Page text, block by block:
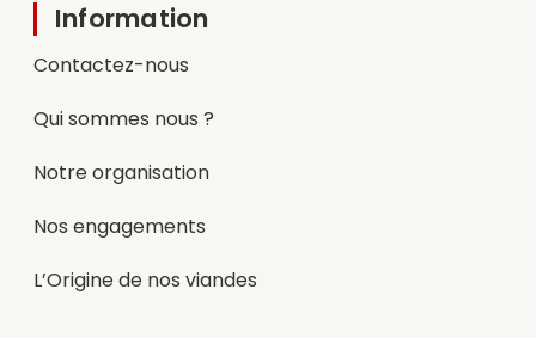
Information
Contactez-nous
Qui sommes nous ?
Notre organisation
Nos engagements
L’Origine de nos viandes